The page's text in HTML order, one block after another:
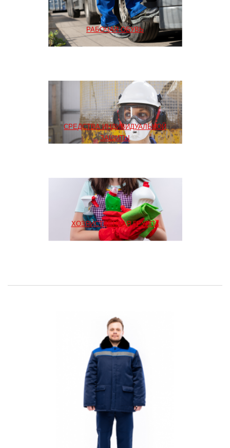
РАБОЧАЯ ОБУВЬ
СРЕДСТВА ИНДИВИДУАЛЬНОЙ
ЗАЩИТЫ
ХОЗЯЙСТВЕННАЯ ГРУППА